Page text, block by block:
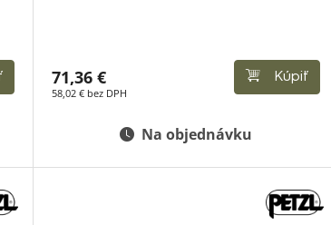
71,36 €
58,02 € bez DPH
Kúpiť
Na objednávku